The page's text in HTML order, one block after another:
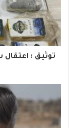
ك
ا
إ
ل
ك